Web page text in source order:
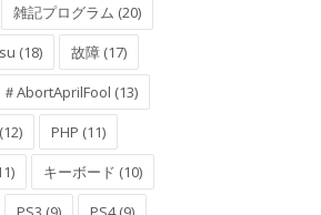
雑記プログラム (20)
(18)
故障 (17)
＃AbortAprilFool (13)
PHP (11)
キーボード (10)